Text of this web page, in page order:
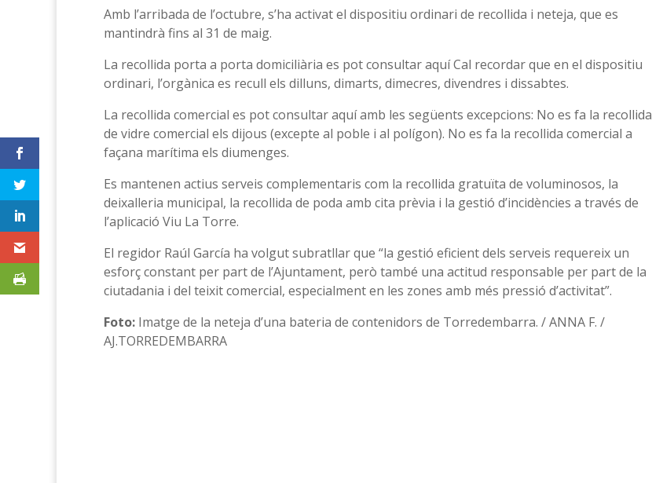
Amb l’arribada de l’octubre, s’ha activat el dispositiu ordinari de recollida i neteja, que es
mantindrà fins al 31 de maig.
La recollida porta a porta domiciliària es pot consultar aquí Cal recordar que en el dispositiu
ordinari, l’orgànica es recull els dilluns, dimarts, dimecres, divendres i dissabtes.
La recollida comercial es pot consultar aquí amb les següents excepcions: No es fa la recollida
de vidre comercial els dijous (excepte al poble i al polígon). No es fa la recollida comercial a
façana marítima els diumenges.
Es mantenen actius serveis complementaris com la recollida gratuïta de voluminosos, la
deixalleria municipal, la recollida de poda amb cita prèvia i la gestió d’incidències a través de
l’aplicació Viu La Torre.
El regidor Raúl García ha volgut subratllar que “la gestió eficient dels serveis requereix un
esforç constant per part de l’Ajuntament, però també una actitud responsable per part de la
ciutadania i del teixit comercial, especialment en les zones amb més pressió d’activitat”.
Foto: Imatge de la neteja d’una bateria de contenidors de Torredembarra. / ANNA F. /
AJ.TORREDEMBARRA